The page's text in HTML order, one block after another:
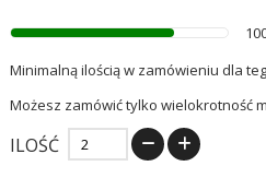
Minimalną ilością w zamówieniu dla
Możesz zamówić tylko wielokrotność
ILOŚĆ